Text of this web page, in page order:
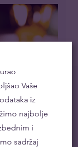
zlata i
Vaše
iz
najbolje
i
sadržaj